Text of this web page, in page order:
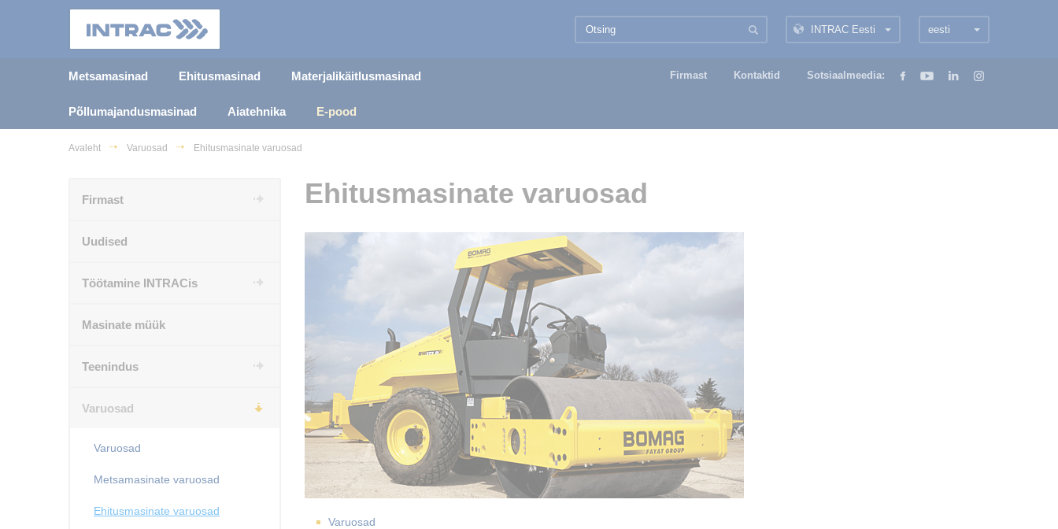
eesti
INTRAC Eesti
Metsamasinad Ehitusmasinad Materjalikäitlusmasinad
Põllumajandusmasinad Aiatehnika E-pood
Firmast Kontaktid Sotsiaalmeedia:
Avaleht Varuosad Ehitusmasinate varuosad
Ehitusmasinate varuosad
Varuosad
Firmast
Uudised
Töötamine INTRACis
Masinate müük
Teenindus
Varuosad
Varuosad
Metsamasinate varuosad
Ehitusmasinate varuosad